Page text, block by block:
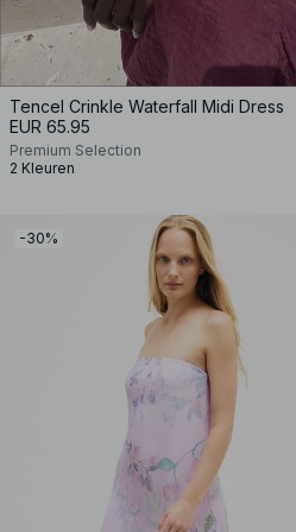
Tencel Crinkle Waterfall Midi Dress
EUR 65.95
Premium Selection
2 Kleuren
-30%